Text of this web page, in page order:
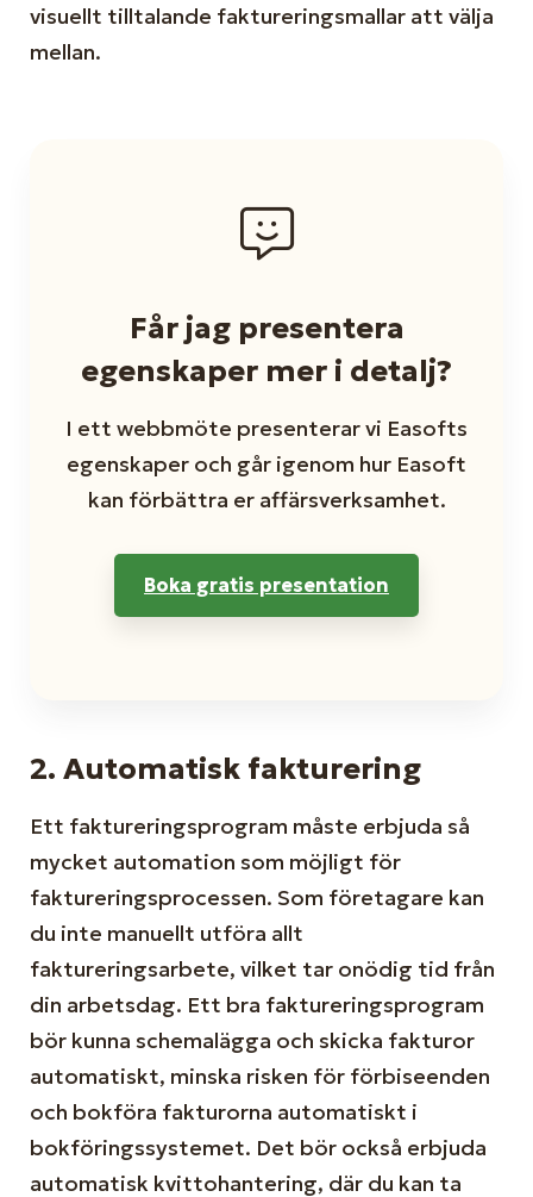
visuellt tilltalande faktureringsmallar att välja
mellan.
Får jag presentera
egenskaper mer i detalj?
I ett webbmöte presenterar vi Easofts
egenskaper och går igenom hur Easoft
kan förbättra er affärsverksamhet.
Boka gratis presentation
2. Automatisk fakturering
Ett faktureringsprogram måste erbjuda så
mycket automation som möjligt för
faktureringsprocessen. Som företagare kan
du inte manuellt utföra allt
faktureringsarbete, vilket tar onödig tid från
din arbetsdag. Ett bra faktureringsprogram
bör kunna schemalägga och skicka fakturor
automatiskt, minska risken för förbiseenden
och bokföra fakturorna automatiskt i
bokföringssystemet. Det bör också erbjuda
automatisk kvittohantering, där du kan ta